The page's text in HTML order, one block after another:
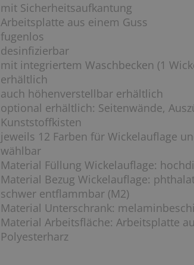
mit Sicherheitsaufkantung
Arbeitsplatte aus einem Guss
fugenlos
desinfizierbar
mit integriertem Waschbecken (1
erhältlich
auch höhenverstellbar erhältlich
optional erhältlich: Seitenwände,
Kunststoffkisten
jeweils 12 Farben für Wickelauflage
wählbar
Material Füllung Wickelauflage:
Material Bezug Wickelauflage:
schwer entflammbar (M2)
Material Unterschrank:
Material Arbeitsfläche: Arbeitsplatte
Polyesterharz